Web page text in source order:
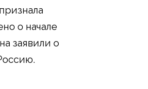
о начале
заявили о